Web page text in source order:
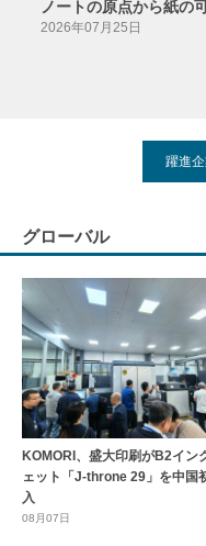
ノートの原点から紙の
2026年07月25日
躍進
グローバル
KOMORI、盛大印刷がB2イン
ェット「J-throne 29」を中国
入
08月07日